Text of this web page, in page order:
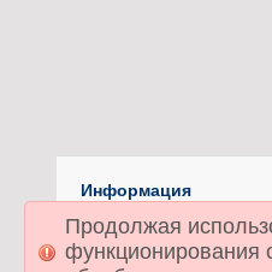
Информация
О компании
Доставка
Политика в отношении
Продолжая
функционирования